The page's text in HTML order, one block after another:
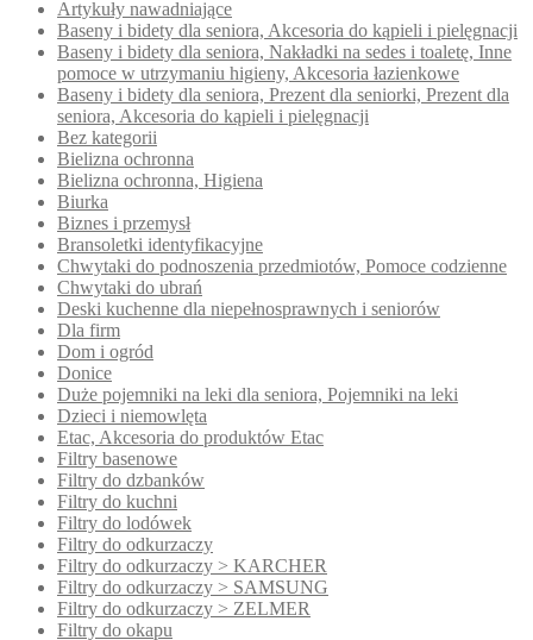
Artykuły nawadniające
Baseny i bidety dla seniora, Akcesoria do kąpieli i pielęgnacji
Baseny i bidety dla seniora, Nakładki na sedes i toaletę, Inne
pomoce w utrzymaniu higieny, Akcesoria łazienkowe
Baseny i bidety dla seniora, Prezent dla seniorki, Prezent dla
seniora, Akcesoria do kąpieli i pielęgnacji
Bez kategorii
Bielizna ochronna
Bielizna ochronna, Higiena
Biurka
Biznes i przemysł
Bransoletki identyfikacyjne
Chwytaki do podnoszenia przedmiotów, Pomoce codzienne
Chwytaki do ubrań
Deski kuchenne dla niepełnosprawnych i seniorów
Dla firm
Dom i ogród
Donice
Duże pojemniki na leki dla seniora, Pojemniki na leki
Dzieci i niemowlęta
Etac, Akcesoria do produktów Etac
Filtry basenowe
Filtry do dzbanków
Filtry do kuchni
Filtry do lodówek
Filtry do odkurzaczy
Filtry do odkurzaczy > KARCHER
Filtry do odkurzaczy > SAMSUNG
Filtry do odkurzaczy > ZELMER
Filtry do okapu